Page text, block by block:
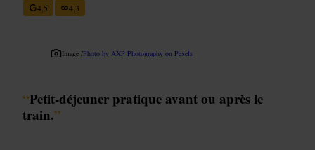
4,5
4,3
Image /Photo by AXP Photography on Pexels
“Petit-déjeuner pratique avant ou après le
train.”